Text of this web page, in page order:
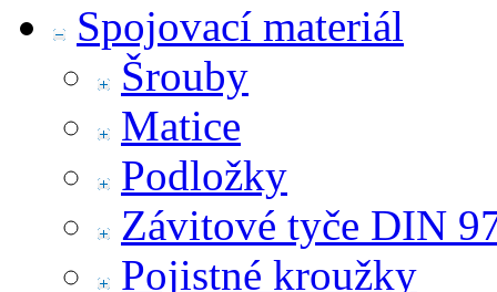
Spojovací materiál
Šrouby
Matice
Podložky
Závitové tyče DIN
Pojistné kroužky